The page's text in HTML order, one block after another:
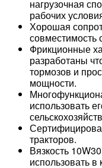
нагрузочная
рабочих
Хорошая
совместимость
Фрикционные
разработаны
тормозов и
мощности.
использовать
тракторов.
Вязкость
использовать в